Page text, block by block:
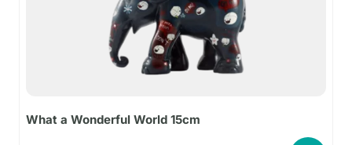
What a Wonderful World 15cm